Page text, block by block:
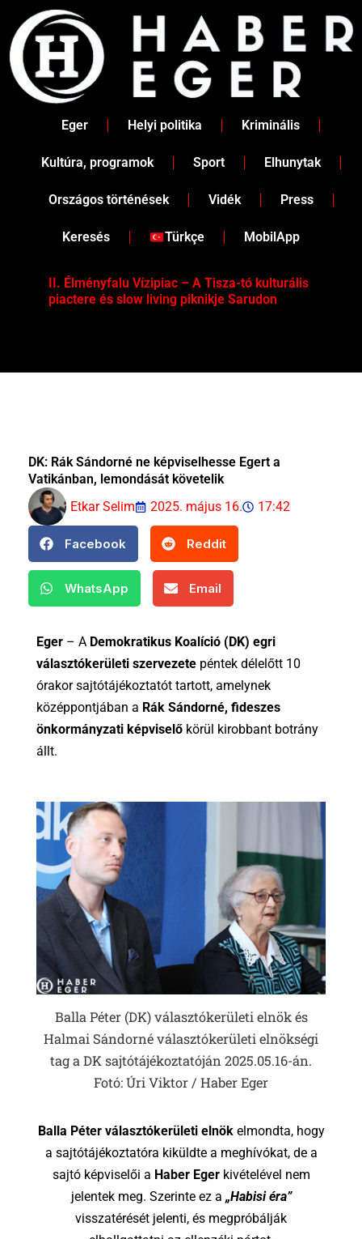
content
Eger Helyi politika Kriminális
Kultúra, programok Sport Elhunytak
Országos történések Vidék Press
Keresés Türkçe MobilApp
II. Élményfalu Vízipiac – A Tisza-tó kulturális
piactere és slow living piknikje Sarudon
DK: Rák Sándorné ne képviselhesse Egert a
Vatikánban, lemondását követelik
Etkar Selim
2025. május 16. 17:42
Facebook Reddit
WhatsApp Email
Eger – A Demokratikus Koalíció (DK) egri
választókerületi szervezete péntek délelőtt 10
órakor sajtótájékoztatót tartott, amelynek
középpontjában a Rák Sándorné, fideszes
önkormányzati képviselő körül kirobbant botrány
állt.
Balla Péter (DK) választókerületi elnök és
Halmai Sándorné választókerületi elnökségi
tag a DK sajtótájékoztatóján 2025.05.16-án.
Fotó: Úri Viktor / Haber Eger
Balla Péter választókerületi elnökelmondta, hogy
a sajtótájékoztatóra kiküldte a meghívókat, de a
sajtó képviselői a Haber Egerkivételével nem
jelentek meg. Szerinte ez a „Habisi éra”
visszatérését jelenti, és megpróbálják